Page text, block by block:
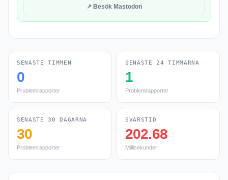
↗ Besök Mastodon
SENASTE TIMMEN
0
Problemrapporter
SENASTE 24 TIMMARNA
1
Problemrapporter
SENASTE 30 DAGARNA
30
Problemrapporter
SVARSTID
202.68
Millisekunder